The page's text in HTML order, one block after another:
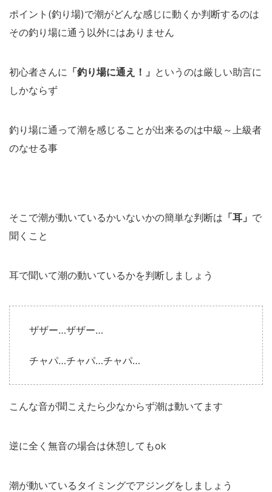
ポイント(釣り場)で潮がどんな感じに動くか判断するのは
その釣り場に通う以外にはありません
初心者さんに 「釣り場に通え！」 というのは厳しい助言に
しかならず
釣り場に通って潮を感じることが出来るのは中級～上級者
のなせる事
そこで潮が動いているかいないかの簡単な判断は 「耳」 で
聞くこと
耳で聞いて潮の動いているかを判断しましょう
ザザー…ザザー…
チャパ…チャパ…チャパ…
こんな音が聞こえたら少なからず潮は動いてます
逆に全く無音の場合は休憩してもok
潮が動いているタイミングでアジングをしましょう